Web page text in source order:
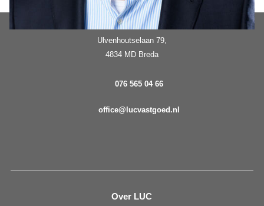
Ulvenhoutselaan 79,
4834 MD Breda
076 565 04 66
office@lucvastgoed.nl
Over LUC